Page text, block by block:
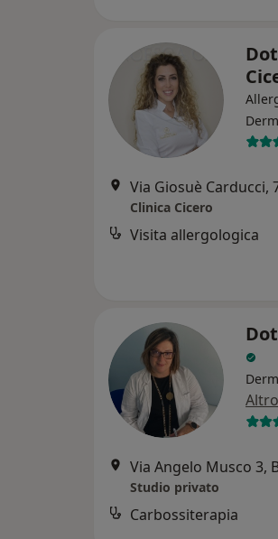
Clinica Cicero
Visita allergologica
Altro
Studio privato
Carbossiterapia